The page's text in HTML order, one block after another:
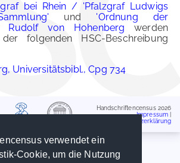
verwendet ein
Cookie, um die Nutzung
bei Rhein / 'Pfalzgraf Ludwigs
und 'Ordnung der
Rudolf von Hohenberg werden
folgenden HSC-Beschreibung
Universitätsbibl., Cpg 734
Handschriftencensus 2026
Impressum
Datenschutzerklärung